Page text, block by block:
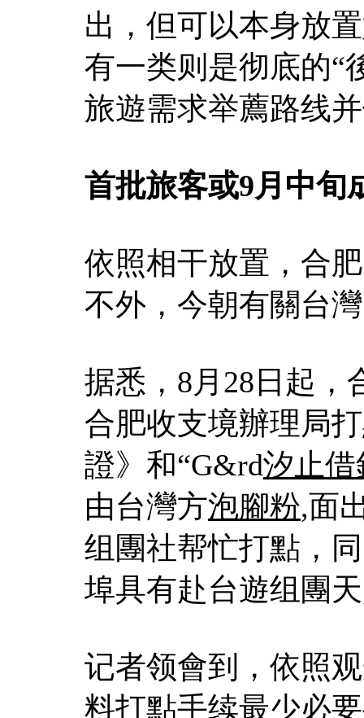
出，但可以本身放
有一类则是彻底的“
旅遊需求举薦路线
首批旅客或9月中旬
依照相干放置，合
不外，今朝有關台
据悉，8月28日起，
合肥收支境辦理局
證》和“G&rd汐止借
由台灣方泡腳粉,面
组團社帮忙打點，
埠具有赴台遊组團
记者领會到，依照
料打點手续最少必